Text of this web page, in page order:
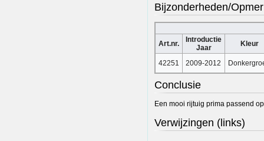
Bijzonderheden/
Art.nr.
Introductie
Jaar
Kleur
42251 2009-2012
Conclusie
Een mooi rijtuig prima passend
Verwijzingen (links)